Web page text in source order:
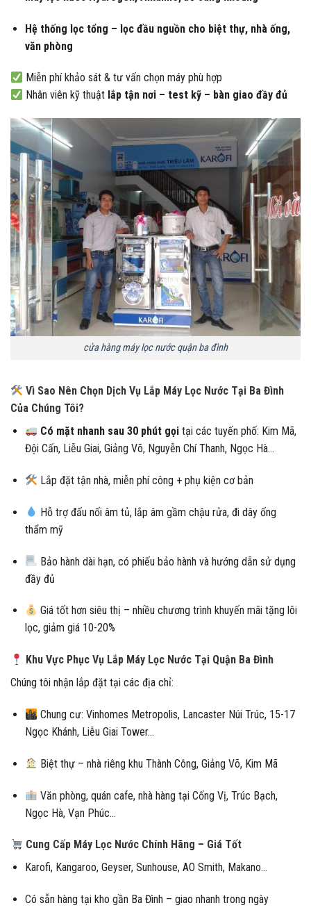
Hệ thống lọc tổng – lọc đầu nguồn cho biệt thự, nhà ống,
văn phòng
Miễn phí khảo sát & tư vấn chọn máy phù hợp
Nhân viên kỹ thuật lắp tận nơi – test kỹ – bàn giao đầy đủ
cửa hàng máy lọc nước quận ba đình
Vì Sao Nên Chọn Dịch Vụ Lắp Máy Lọc Nước Tại Ba Đình
Của Chúng Tôi?
Có mặt nhanh sau 30 phút gọi tại các tuyến phố: Kim Mã,
Đội Cấn, Liễu Giai, Giảng Võ, Nguyễn Chí Thanh, Ngọc Hà…
Lắp đặt tận nhà, miễn phí công + phụ kiện cơ bản
Hỗ trợ đấu nối âm tủ, lắp âm gầm chậu rửa, đi dây ống
thẩm mỹ
Bảo hành dài hạn, có phiếu bảo hành và hướng dẫn sử dụng
đầy đủ
Giá tốt hơn siêu thị – nhiều chương trình khuyến mãi tặng lõi
lọc, giảm giá 10-20%
Khu Vực Phục Vụ Lắp Máy Lọc Nước Tại Quận Ba Đình
Chúng tôi nhận lắp đặt tại các địa chỉ:
Chung cư: Vinhomes Metropolis, Lancaster Núi Trúc, 15-17
Ngọc Khánh, Liễu Giai Tower…
Biệt thự – nhà riêng khu Thành Công, Giảng Võ, Kim Mã
Văn phòng, quán cafe, nhà hàng tại Cống Vị, Trúc Bạch,
Ngọc Hà, Vạn Phúc…
Cung Cấp Máy Lọc Nước Chính Hãng – Giá Tốt
Karofi, Kangaroo, Geyser, Sunhouse, AO Smith, Makano…
Có sẵn hàng tại kho gần Ba Đình – giao nhanh trong ngày